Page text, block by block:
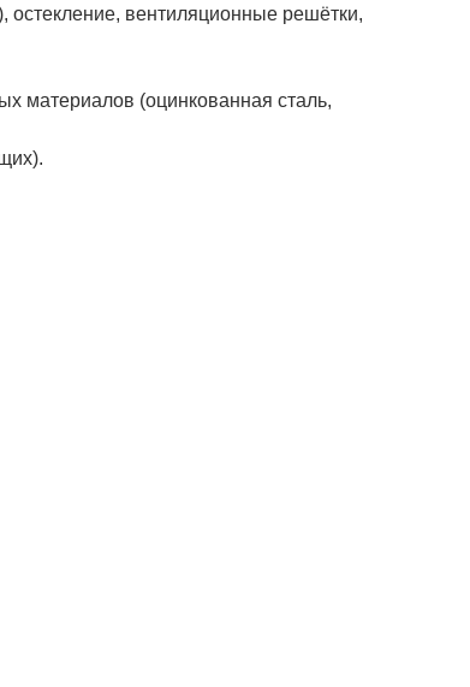
вентиляционные решётки,
материалов (оцинкованная сталь,